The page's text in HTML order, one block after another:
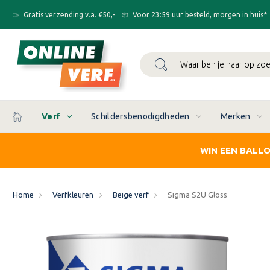
Gratis verzending v.a. €50,- Voor 23:59 uur besteld, morgen in huis*
Zoeken
Verf Schildersbenodigdheden Merken
WIN EEN
Home Verfkleuren Beige verf Sigma S2U Gloss